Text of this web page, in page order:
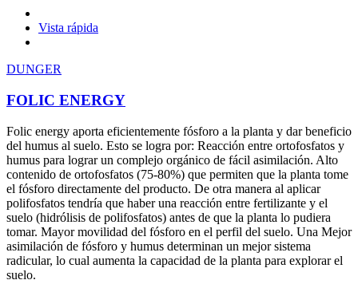
Vista rápida
DUNGER
FOLIC ENERGY
Folic energy aporta eficientemente fósforo a la planta y dar beneficio
del humus al suelo. Esto se logra por: Reacción entre ortofosfatos y
humus para lograr un complejo orgánico de fácil asimilación. Alto
contenido de ortofosfatos (75-80%) que permiten que la planta tome
el fósforo directamente del producto. De otra manera al aplicar
polifosfatos tendría que haber una reacción entre fertilizante y el
suelo (hidrólisis de polifosfatos) antes de que la planta lo pudiera
tomar. Mayor movilidad del fósforo en el perfil del suelo. Una Mejor
asimilación de fósforo y humus determinan un mejor sistema
radicular, lo cual aumenta la capacidad de la planta para explorar el
suelo.